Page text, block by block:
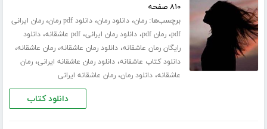
۸۱۰ صفحه
برچسب‌ها:رمان،دانلود رمان،دانلود pdf رمان ،رمان ایرانی
pdf،رمان pdf ،دانلود رمان ایرانی،pdf عاشقانه ،دانلود
رایگان رمان عاشقانه،دانلود رمان عاشقانه،رمان عاشقانه،
دانلود کتاب عاشقانه،دانلود رمان عاشقانه ایرانی،رمان
عاشقانه،دانلود رمان،رمان عاشقانه ایرانی
دانلود کتاب